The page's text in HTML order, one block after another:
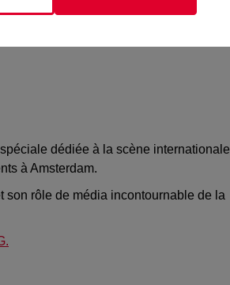
dédiée à la scène internationale
à Amsterdam.
son rôle de média incontournable de la